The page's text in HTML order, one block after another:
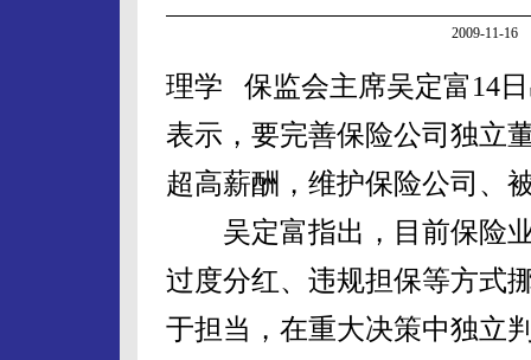
2009-11-16
理学 保监会主席吴定富14
表示，要完善保险公司独立
超高薪酬，维护保险公司
吴定富指出，目前保险业
过度分红、违规担保等方式
于担当，在重大决策中独立